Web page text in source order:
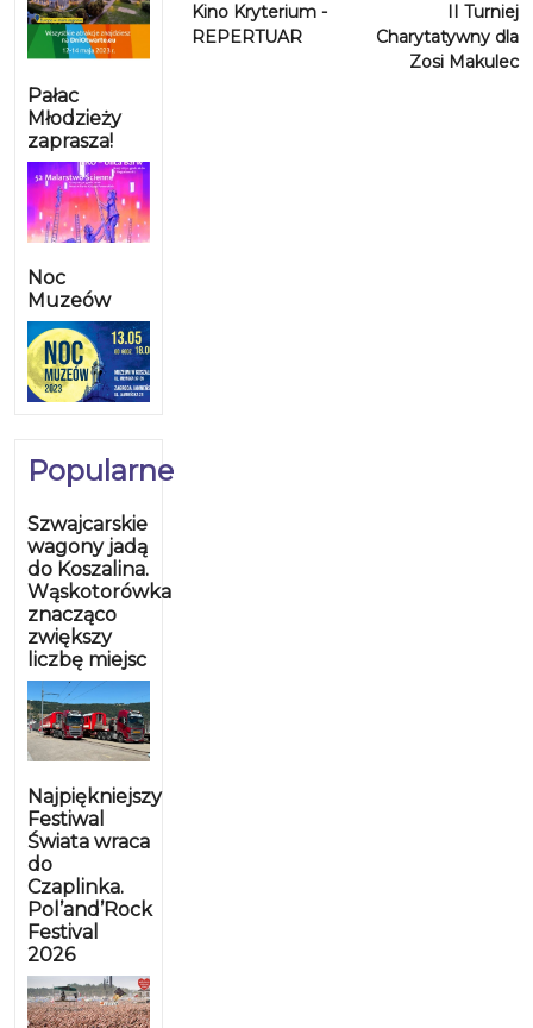
Pałac
Młodzieży
zaprasza!
Noc
Muzeów
Popularne
Szwajcarskie
wagony jadą
do Koszalina.
Wąskotorówka
znacząco
zwiększy
liczbę miejsc
Najpiękniejszy
Festiwal
Świata wraca
do
Czaplinka.
Pol’and’Rock
Festival
2026
Kino Kryterium -
REPERTUAR
II Turniej
Charytatywny dla
Zosi Makulec